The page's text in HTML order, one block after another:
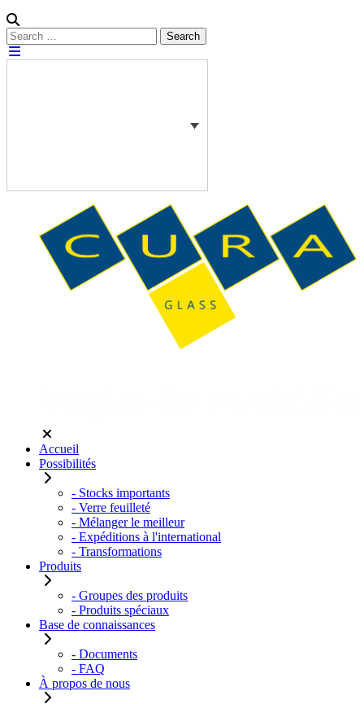
Rechercher : Search
Accueil
Possibilités
- Stocks importants
- Verre feuilleté
- Mélanger le meilleur
- Expéditions à l'international
- Transformations
Produits
- Groupes des produits
- Produits spéciaux
Base de connaissances
- Documents
- FAQ
À propos de nous